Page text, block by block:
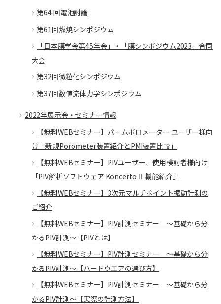
第64 回電池討論
第61回燃焼シンポジウム
「日本膜学会第45年会」・「膜シンポジウム2023」合同
大会
第32回微粒化シンポジウム
第37回数値流体力学シンポジウム
2022年展示会・セミナー情報
【無料WEBセミナー】パームポロメーター ユーザー様向
け「新規Porometer装置紹介とPMI装置比較」
【無料WEBセミナー】PIVユーザー、使用検討者様向け
「PIV解析ソフトウェア KoncertoⅡ 機能紹介」
【無料WEBセミナー】3次元マルチポイント振動計測の
ご紹介
【無料WEBセミナー】PIV計測セミナー ～基礎から分
かるPIV計測～【PIVとは】
【無料WEBセミナー】PIV計測セミナー ～基礎から分
かるPIV計測～【ハードウエアの選び方】
【無料WEBセミナー】PIV計測セミナー ～基礎から分
かるPIV計測～【実際の計測方法】